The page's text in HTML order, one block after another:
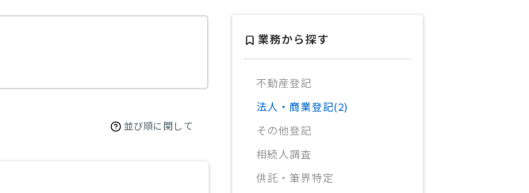
並び順に関して
業務から探す
不動産登記
法人・商業登記(2)
その他登記
相続人調査
供託・筆界特定